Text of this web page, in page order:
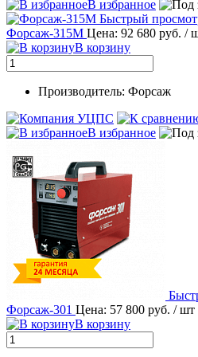
В избранное
Быстрый
Форсаж-315М Цена: 92 680 руб. /
В корзину
Производитель: Форсаж
В избранное
Форсаж-301 Цена: 57 800 руб. / шт
В корзину